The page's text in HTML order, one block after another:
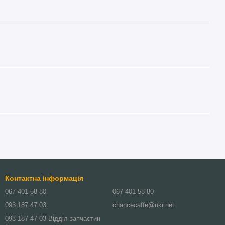
Контактна інформація
067 401 58 80
093 187 47 03
093 187 47 03 Відділ запчастин
067 401 58 80
chancecaffe@ukr.net